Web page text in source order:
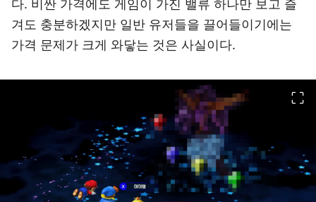
다. 비싼 가격에도 게임이 가진 밸류 하나만 보고 즐
겨도 충분하겠지만 일반 유저들을 끌어들이기에는
가격 문제가 크게 와닿는 것은 사실이다.